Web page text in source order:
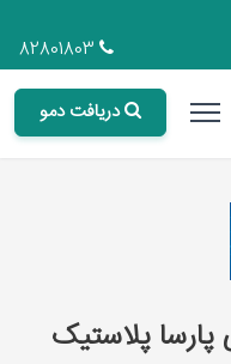
دریافت دمو
پلاستیک